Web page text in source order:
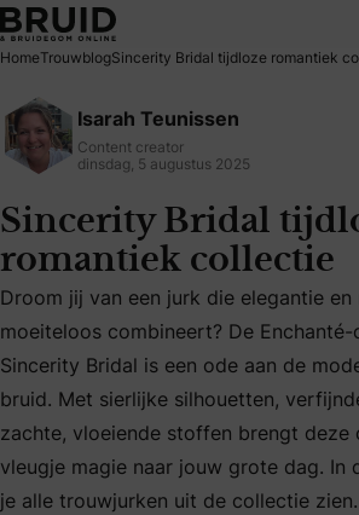
Sincerity Bridal tijdloze romantiek
HomeTrouwblogSincerity Bridal tijdloze romantiek
Isarah Teunissen
Content creator
dinsdag, 5 augustus 2025
Sincerity Bridal
romantiek collectie
Droom jij van een jurk die elegantie
Droom jij van een jurk die elegantie en
moeiteloos combineert? De
Sincerity Bridal is een ode aan de
bruid. Met sierlijke silhouetten,
zachte, vloeiende stoffen brengt deze
vleugje magie naar jouw grote dag. In
je alle trouwjurken uit de collectie zien.